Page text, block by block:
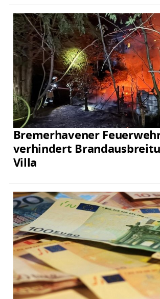
Bremerhavener
verhindert
Villa